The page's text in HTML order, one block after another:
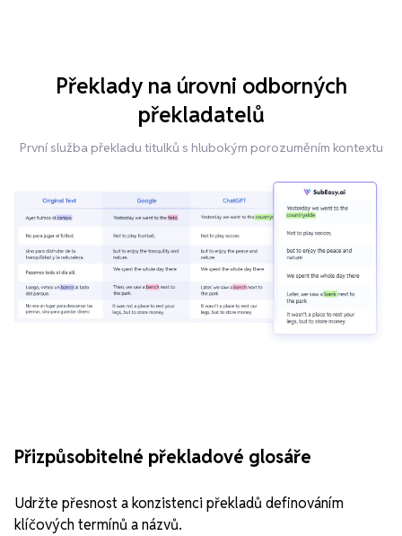
Překlady na úrovni odborných
překladatelů
První služba překladu titulků s hlubokým porozuměním kontextu
Přizpůsobitelné překladové glosáře
Udržte přesnost a konzistenci překladů definováním
klíčových termínů a názvů.